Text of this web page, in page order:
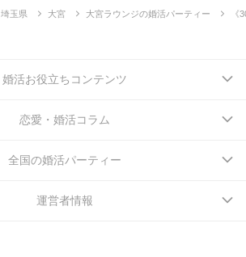
埼玉県 大宮 大宮ラウンジの婚活パーティー 《
婚活お役立ちコンテンツ
恋愛・婚活コラム
全国の婚活パーティー
運営者情報